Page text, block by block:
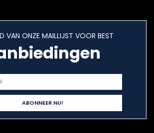
VAN ONZE MAILLIJST VOOR BEST